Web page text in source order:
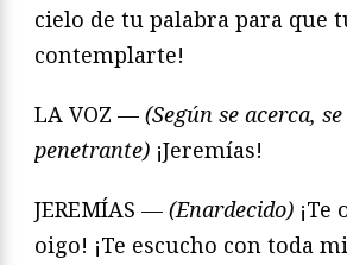
cielo de tu palabra para que
contemplarte!
LA VOZ — (Según se acerca,
penetrante) ¡Jeremías!
JEREMÍAS — (Enardecido) ¡Te
oigo! ¡Te escucho con toda